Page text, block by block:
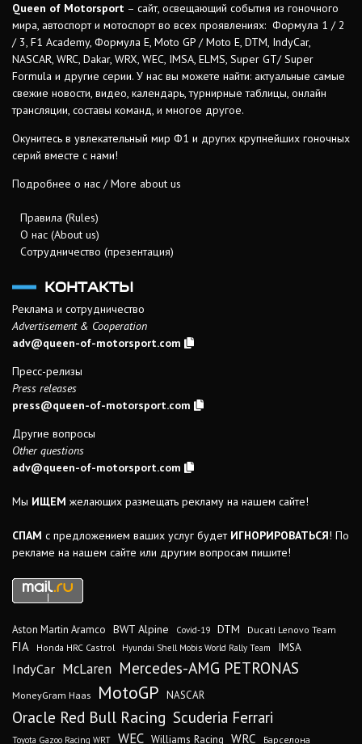
Queen of Motorsport – сайт, освещающий события из гоночного
мира, автоспорт и мотоспорт во всех проявлениях: Формула 1 / 2
/ 3, F1 Academy, Формула Е, Moto GP / Moto E, DTM, IndyCar,
NASCAR, WRC, Dakar, WRX, WEC, IMSA, ELMS, Super GT/ Super
Formula и другие серии. У нас вы можете найти: актуальные самые
свежие новости, видео, календарь, турнирные таблицы, онлайн
трансляции, составы команд, и многое другое.
Окунитесь в увлекательный мир Ф1 и других крупнейших гоночных
серий вместе с нами!
Подробнее о нас / More about us
Правила (Rules)
О нас (About us)
Сотрудничество (презентация)
КОНТАКТЫ
Реклама и сотрудничество
Advertisement & Cooperation
adv@queen-of-motorsport.com
Пресс-релизы
Press releases
press@queen-of-motorsport.com
Другие вопросы
Other questions
adv@queen-of-motorsport.com
Мы ИЩЕМ желающих размещать рекламу на нашем сайте!
СПАМ с предложением ваших услуг будет ИГНОРИРОВАТЬСЯ! По
рекламе на нашем сайте или другим вопросам пишите!
Aston Martin Aramco BWT Alpine Covid-19 DTM Ducati Lenovo Team
FIA Honda HRC Castrol Hyundai Shell Mobis World Rally Team IMSA
IndyCar McLaren Mercedes-AMG PETRONAS
MoneyGram Haas MotoGP NASCAR
Oracle Red Bull Racing Scuderia Ferrari
Toyota Gazoo Racing WRT WEC Williams Racing WRC Барселона